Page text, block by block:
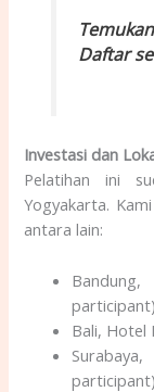
Daftar
Investasi dan
Pelatihan ini
Yogyakarta.
antara lain:
participant)
Bali, Hotel
participant)